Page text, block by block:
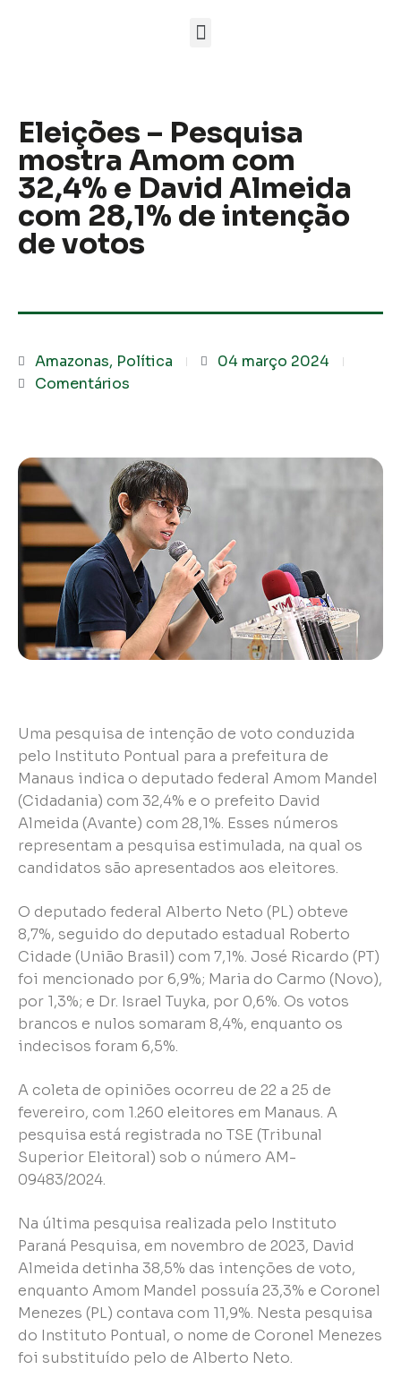
Eleições – Pesquisa
mostra Amom com
32,4% e David Almeida
com 28,1% de intenção
de votos
Amazonas, Política
04 março 2024
Comentários
Uma pesquisa de intenção de voto conduzida
pelo Instituto Pontual para a prefeitura de
Manaus indica o deputado federal Amom Mandel
(Cidadania) com 32,4% e o prefeito David
Almeida (Avante) com 28,1%. Esses números
representam a pesquisa estimulada, na qual os
candidatos são apresentados aos eleitores.
O deputado federal Alberto Neto (PL) obteve
8,7%, seguido do deputado estadual Roberto
Cidade (União Brasil) com 7,1%. José Ricardo (PT)
foi mencionado por 6,9%; Maria do Carmo (Novo),
por 1,3%; e Dr. Israel Tuyka, por 0,6%. Os votos
brancos e nulos somaram 8,4%, enquanto os
indecisos foram 6,5%.
A coleta de opiniões ocorreu de 22 a 25 de
fevereiro, com 1.260 eleitores em Manaus. A
pesquisa está registrada no TSE (Tribunal
Superior Eleitoral) sob o número AM-
09483/2024.
Na última pesquisa realizada pelo Instituto
Paraná Pesquisa, em novembro de 2023, David
Almeida detinha 38,5% das intenções de voto,
enquanto Amom Mandel possuía 23,3% e Coronel
Menezes (PL) contava com 11,9%. Nesta pesquisa
do Instituto Pontual, o nome de Coronel Menezes
foi substituído pelo de Alberto Neto.